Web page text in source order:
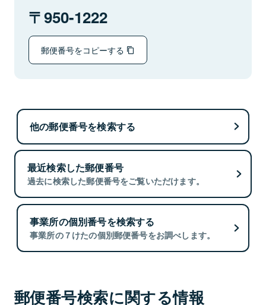
950-1222
郵便番号をコピーする
他の郵便番号を検索する
最近検索した郵便番号
過去に検索した郵便番号をご覧いただけます。
事業所の個別番号を検索する
事業所の７けたの個別郵便番号をお調べします。
郵便番号検索に関する情報